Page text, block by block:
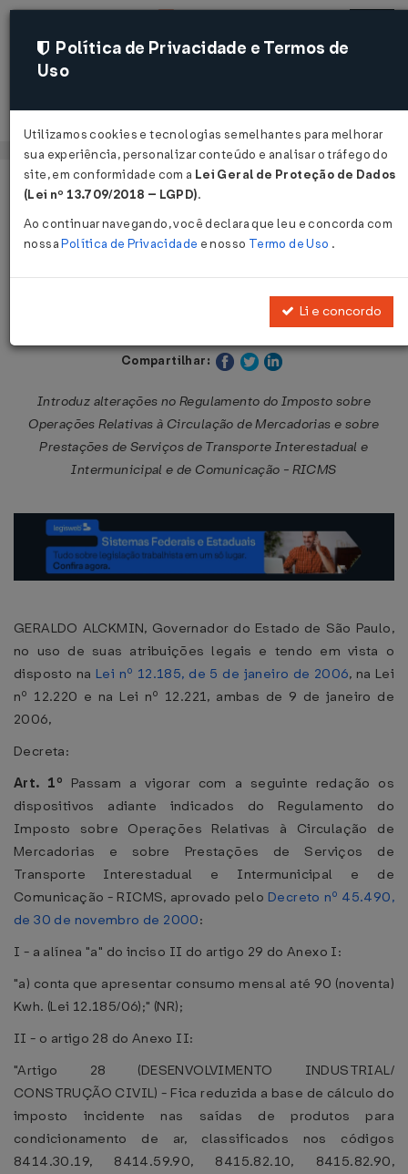
Acessar
Página Inicial Legislações
Decreto nº 50.473 de 20/01/2006
Publicado no DOE - SP em 21 jan 2006
Compartilhar:
Introduz alterações no Regulamento do Imposto sobre
Operações Relativas à Circulação de Mercadorias e sobre
Prestações de Serviços de Transporte Interestadual e
Intermunicipal e de Comunicação - RICMS
GERALDO ALCKMIN, Governador do Estado de São Paulo,
no uso de suas atribuições legais e tendo em vista o
disposto na Lei nº 12.185, de 5 de janeiro de 2006, na Lei
nº 12.220 e na Lei nº 12.221, ambas de 9 de janeiro de
2006,
Decreta:
Art. 1º Passam a vigorar com a seguinte redação os
dispositivos adiante indicados do Regulamento do
Imposto sobre Operações Relativas à Circulação de
Mercadorias e sobre Prestações de Serviços de
Transporte Interestadual e Intermunicipal e de
Comunicação - RICMS, aprovado pelo Decreto nº 45.490,
de 30 de novembro de 2000:
I - a alínea "a" do inciso II do artigo 29 do Anexo I:
"a) conta que apresentar consumo mensal até 90 (noventa)
Kwh. (Lei 12.185/06);" (NR);
II - o artigo 28 do Anexo II:
"Artigo 28 (DESENVOLVIMENTO INDUSTRIAL/
CONSTRUÇÃO CIVIL) - Fica reduzida a base de cálculo do
imposto incidente nas saídas de produtos para
condicionamento de ar, classificados nos códigos
8414.30.19, 8414.59.90, 8415.82.10, 8415.82.90,
Política de Privacidade e Termos de
Uso
Utilizamos cookies e tecnologias semelhantes para melhorar
sua experiência, personalizar conteúdo e analisar o tráfego do
site, em conformidade com a Lei Geral de Proteção de Dados
(Lei nº 13.709/2018 – LGPD).
Ao continuar navegando, você declara que leu e concorda com
nossaPolítica de Privacidade e nosso Termo de Uso .
Li e concordo